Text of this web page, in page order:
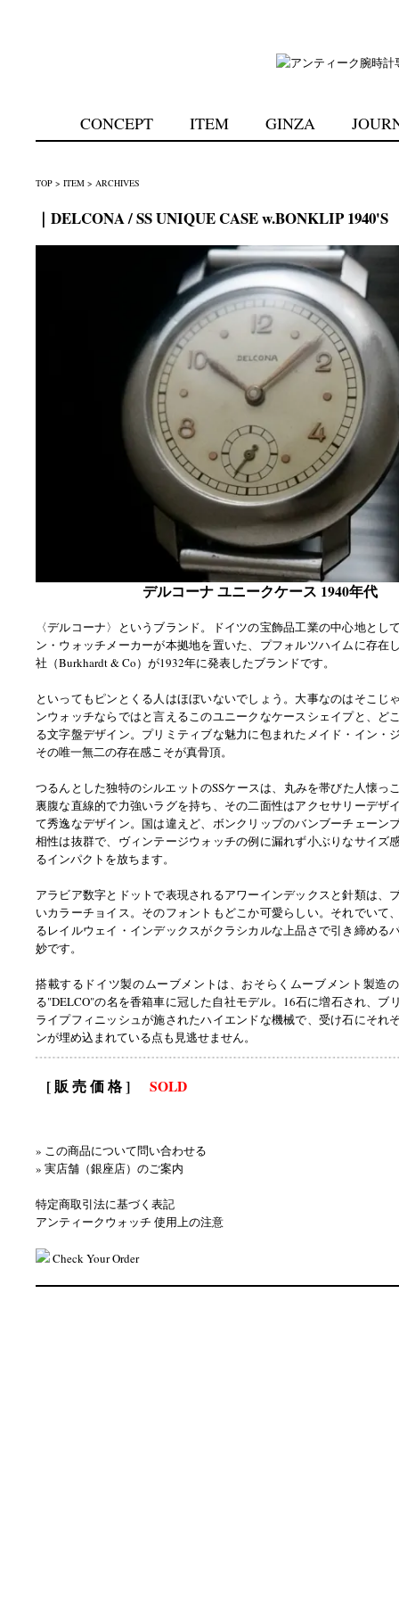
CONCEPT ITEM GINZA
TOP > ITEM > ARCHIVES
｜DELCONA / SS UNIQUE CASE w.BONKLIP 1940'S
デルコーナ ユニークケース 1940年代
〈デルコーナ〉というブランド。ドイツの宝飾品工業の中心地とし
ン・ウォッチメーカーが本拠地を置いた、プフォルツハイムに存在
社（Burkhardt & Co）が1932年に発表したブランドです。
といってもピンとくる人はほぼいないでしょう。大事なのはそこじ
ンウォッチならではと言えるこのユニークなケースシェイプと、ど
る文字盤デザイン。プリミティブな魅力に包まれたメイド・イン・
その唯一無二の存在感こそが真骨頂。
つるんとした独特のシルエットのSSケースは、丸みを帯びた人懐っ
裏腹な直線的で力強いラグを持ち、その二面性はアクセサリーデザ
て秀逸なデザイン。国は違えど、ボンクリップのバンブーチェーン
相性は抜群で、ヴィンテージウォッチの例に漏れず小ぶりなサイズ
るインパクトを放ちます。
アラビア数字とドットで表現されるアワーインデックスと針類は、
いカラーチョイス。そのフォントもどこか可愛らしい。それでいて
るレイルウェイ・インデックスがクラシカルな上品さで引き締める
妙です。
搭載するドイツ製のムーブメントは、おそらくムーブメント製造
る"DELCO"の名を香箱車に冠した自社モデル。16石に増石され、ブ
ライプフィニッシュが施されたハイエンドな機械で、受け石にそれ
ンが埋め込まれている点も見逃せません。
[ 販 売 価 格 ] SOLD
» この商品について問い合わせる
» 実店舗（銀座店）のご案内
特定商取引法に基づく表記
アンティークウォッチ 使用上の注意
Check Your Order